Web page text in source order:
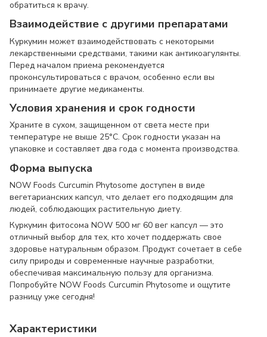
обратиться к врачу.
Взаимодействие с другими препаратами
Куркумин может взаимодействовать с некоторыми
лекарственными средствами, такими как антикоагулянты.
Перед началом приема рекомендуется
проконсультироваться с врачом, особенно если вы
принимаете другие медикаменты.
Условия хранения и срок годности
Храните в сухом, защищенном от света месте при
температуре не выше 25°C. Срок годности указан на
упаковке и составляет два года с момента производства.
Форма выпуска
NOW Foods Curcumin Phytosome доступен в виде
вегетарианских капсул, что делает его подходящим для
людей, соблюдающих растительную диету.
Куркумин фитосома NOW 500 мг 60 вег капсул — это
отличный выбор для тех, кто хочет поддержать свое
здоровье натуральным образом. Продукт сочетает в себе
силу природы и современные научные разработки,
обеспечивая максимальную пользу для организма.
Попробуйте NOW Foods Curcumin Phytosome и ощутите
разницу уже сегодня!
Характеристики